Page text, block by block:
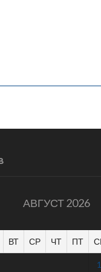
АВГУСТ 2026
ВТ СР ЧТ ПТ
1